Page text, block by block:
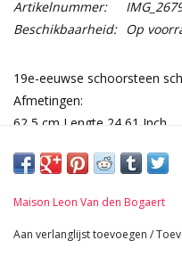
Artikelnummer:
Beschikbaarheid: Op
19e-eeuwse schoorsteen
Afmetingen:
62,5 cm Lengte 24,61 Inch
0,525 Kg
Maison Leon Van den Bogaert
Aan verlanglijst toevoegen /